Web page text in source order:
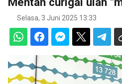
Selasa, 3 Juni 2025 13:33